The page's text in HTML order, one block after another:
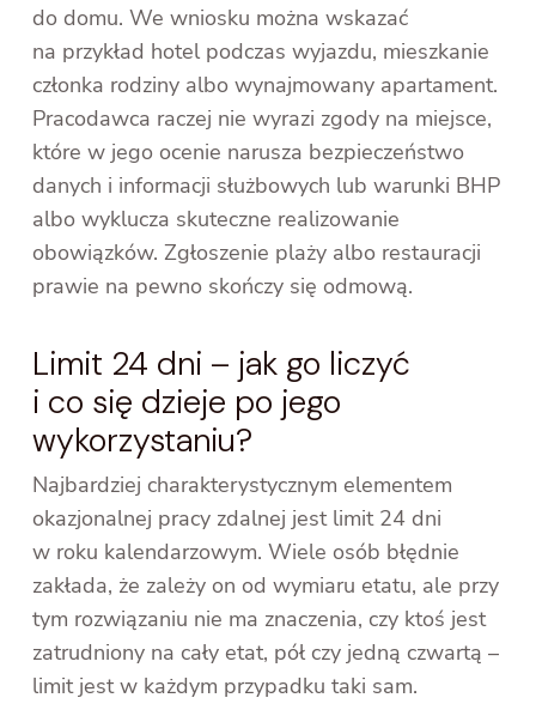
do domu. We wniosku można wskazać
na przykład hotel podczas wyjazdu, mieszkanie
członka rodziny albo wynajmowany apartament.
Pracodawca raczej nie wyrazi zgody na miejsce,
które w jego ocenie narusza bezpieczeństwo
danych i informacji służbowych lub warunki BHP
albo wyklucza skuteczne realizowanie
obowiązków. Zgłoszenie plaży albo restauracji
prawie na pewno skończy się odmową.
Limit 24 dni – jak go liczyć
i co się dzieje po jego
wykorzystaniu?
Najbardziej charakterystycznym elementem
okazjonalnej pracy zdalnej jest limit 24 dni
w roku kalendarzowym. Wiele osób błędnie
zakłada, że zależy on od wymiaru etatu, ale przy
tym rozwiązaniu nie ma znaczenia, czy ktoś jest
zatrudniony na cały etat, pół czy jedną czwartą –
limit jest w każdym przypadku taki sam.